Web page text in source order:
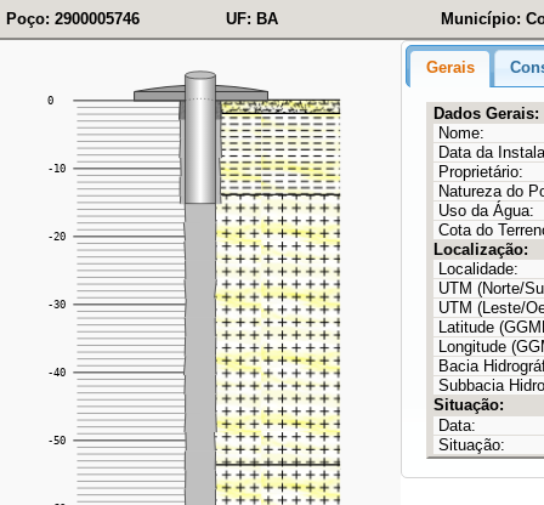
Poço: 2900005746 UF: BA Município:
Gerais
Dados Gerais:
Nome:
Data da
Proprietário:
Natureza do
Uso da Água:
Cota do
Localização:
Localidade:
UTM (Norte/
UTM (Leste/
Latitude
Longitude
Bacia
Subbacia
Situação:
Data:
Situação: